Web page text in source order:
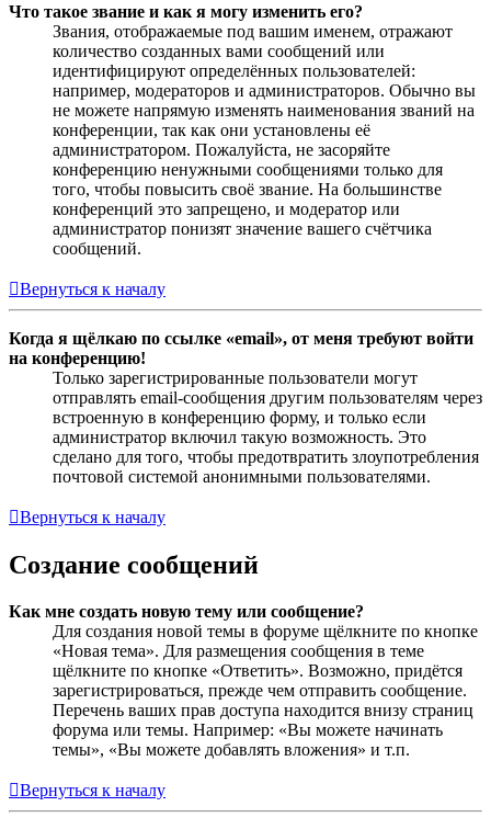
Что такое звание и как я могу изменить его?
Звания, отображаемые под вашим именем, отражают
количество созданных вами сообщений или
идентифицируют определённых пользователей:
например, модераторов и администраторов. Обычно вы
не можете напрямую изменять наименования званий на
конференции, так как они установлены её
администратором. Пожалуйста, не засоряйте
конференцию ненужными сообщениями только для
того, чтобы повысить своё звание. На большинстве
конференций это запрещено, и модератор или
администратор понизят значение вашего счётчика
сообщений.
Вернуться к началу
Когда я щёлкаю по ссылке «email», от меня требуют войти
на конференцию!
Только зарегистрированные пользователи могут
отправлять email-сообщения другим пользователям через
встроенную в конференцию форму, и только если
администратор включил такую возможность. Это
сделано для того, чтобы предотвратить злоупотребления
почтовой системой анонимными пользователями.
Вернуться к началу
Создание сообщений
Как мне создать новую тему или сообщение?
Для создания новой темы в форуме щёлкните по кнопке
«Новая тема». Для размещения сообщения в теме
щёлкните по кнопке «Ответить». Возможно, придётся
зарегистрироваться, прежде чем отправить сообщение.
Перечень ваших прав доступа находится внизу страниц
форума или темы. Например: «Вы можете начинать
темы», «Вы можете добавлять вложения» и т.п.
Вернуться к началу